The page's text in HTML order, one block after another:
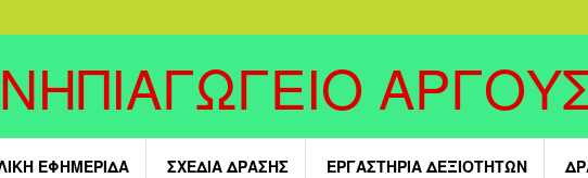
ΕΦΗΜΕΡΙΔΑ ΣΧΕΔΙΑ ΔΡΑΣΗΣ ΕΡΓΑΣΤΗΡΙΑ ΔΕΞΙΟΤΗΤΩΝ